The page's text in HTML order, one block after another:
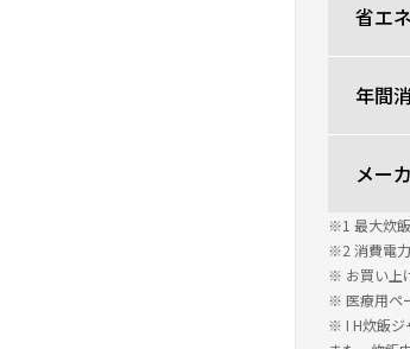
省エ
年間
メー
※1 最大炊
※2 消費電力
※ お買い上
※ 医療用ペ
※ I H炊飯ジ